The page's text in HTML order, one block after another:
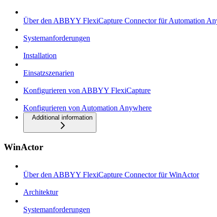
Über den ABBYY FlexiCapture Connector für Automation
Systemanforderungen
Installation
Einsatzszenarien
Konfigurieren von ABBYY FlexiCapture
Konfigurieren von Automation Anywhere
Additional information
WinActor
Über den ABBYY FlexiCapture Connector für WinActor
Architektur
Systemanforderungen